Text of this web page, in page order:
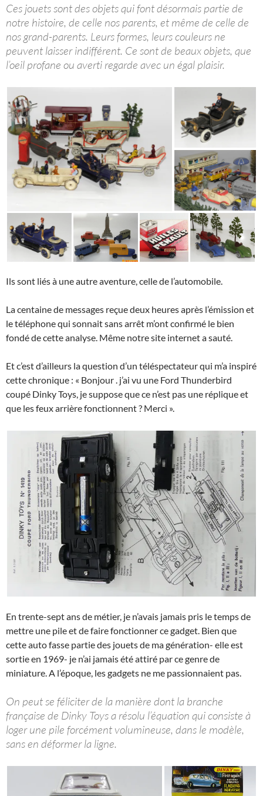
Ces jouets sont des objets qui font désormais partie de
notre histoire, de celle nos parents, et même de celle de
nos grand-parents. Leurs formes, leurs couleurs ne
peuvent laisser indifférent. Ce sont de beaux objets, que
l’oeil profane ou averti regarde avec un égal plaisir.
Ils sont liés à une autre aventure, celle de l’automobile.
La centaine de messages reçue deux heures après l’émission et
le téléphone qui sonnait sans arrêt m’ont confirmé le bien
fondé de cette analyse. Même notre site internet a sauté.
Et c’est d’ailleurs la question d’un téléspectateur qui m’a inspiré
cette chronique : « Bonjour . j’ai vu une Ford Thunderbird
coupé Dinky Toys, je suppose que ce n’est pas une réplique et
que les feux arrière fonctionnent ? Merci ».
En trente-sept ans de métier, je n’avais jamais pris le temps de
mettre une pile et de faire fonctionner ce gadget. Bien que
cette auto fasse partie des jouets de ma génération- elle est
sortie en 1969- je n’ai jamais été attiré par ce genre de
miniature. A l’époque, les gadgets ne me passionnaient pas.
On peut se féliciter de la manière dont la branche
française de Dinky Toys a résolu l’équation qui consiste à
loger une pile forcément volumineuse, dans le modèle,
sans en déformer la ligne.